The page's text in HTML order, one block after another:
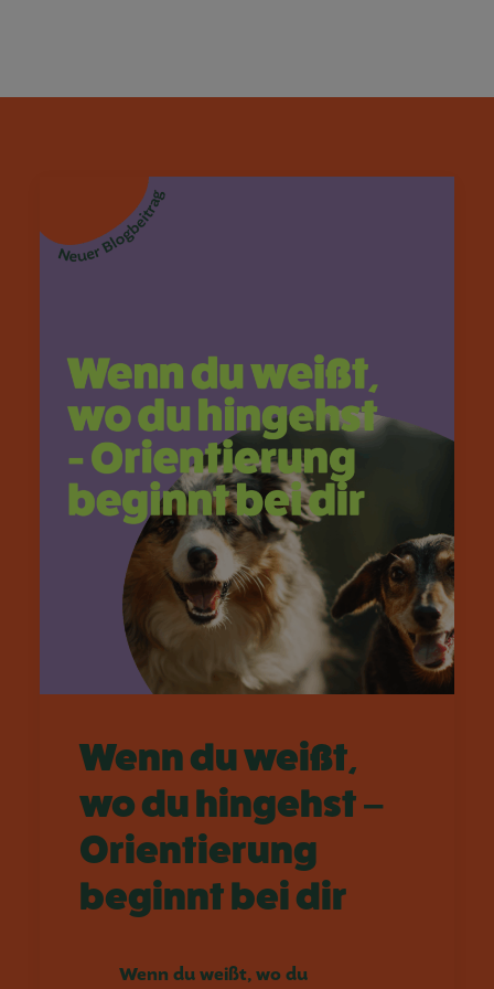
Wenn du weißt,
wo du hingehst –
Orientierung
beginnt bei dir
Wenn du weißt, wo du